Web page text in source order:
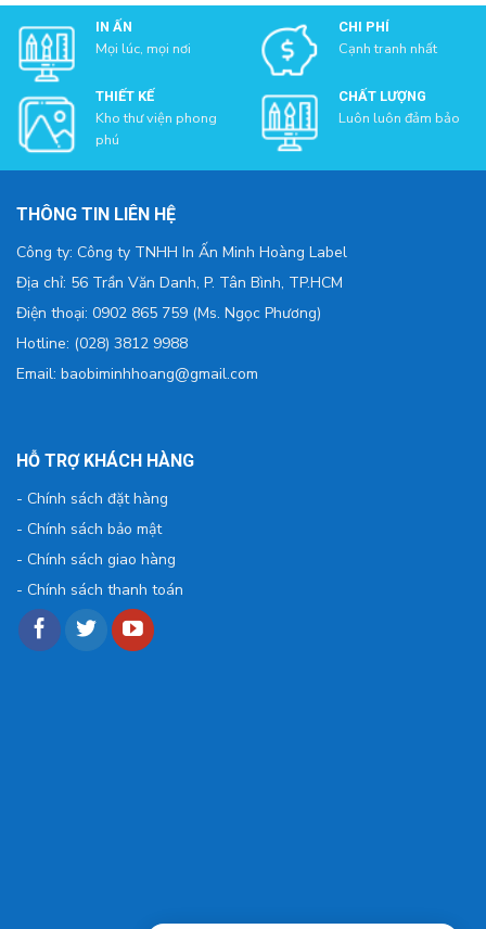
IN ẤN
Mọi lúc, mọi nơi
CHI PHÍ
Cạnh tranh nhất
THIẾT KẾ
Kho thư viện phong
phú
CHẤT LƯỢNG
Luôn luôn đảm bảo
THÔNG TIN LIÊN HỆ
Công ty: Công ty TNHH In Ấn Minh Hoàng Label
Địa chỉ: 56 Trần Văn Danh, P. Tân Bình, TP.HCM
Điện thoại: 0902 865 759 (Ms. Ngọc Phương)
Hotline: (028) 3812 9988
Email: baobiminhhoang@gmail.com
HỖ TRỢ KHÁCH HÀNG
- Chính sách đặt hàng
- Chính sách bảo mật
- Chính sách giao hàng
- Chính sách thanh toán